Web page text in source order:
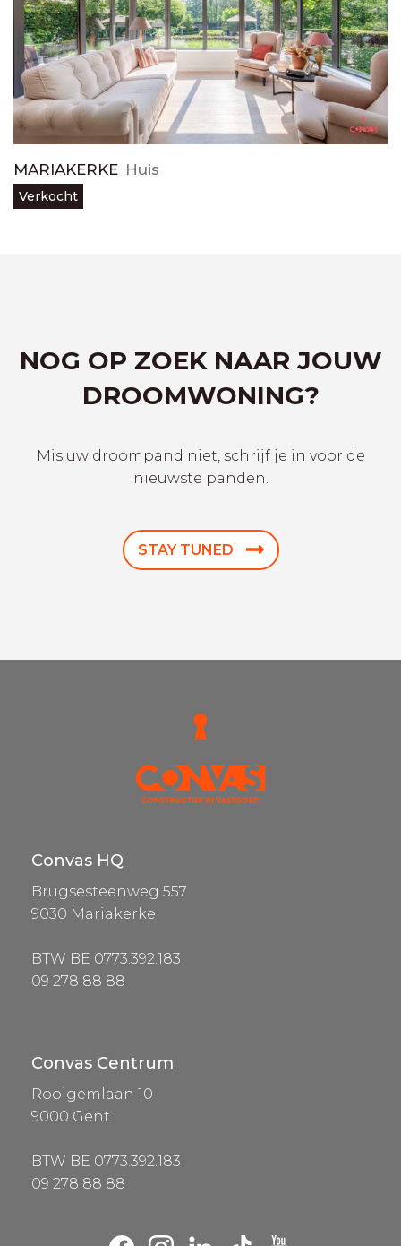
MARIAKERKE Huis
Verkocht
NOG OP ZOEK NAAR JOUW
DROOMWONING?
Mis uw droompand niet, schrijf je in voor de
nieuwste panden.
STAY TUNED
Convas HQ
Brugsesteenweg 557
9030 Mariakerke
BTW BE 0773.392.183
09 278 88 88
Convas Centrum
Rooigemlaan 10
9000 Gent
BTW BE 0773.392.183
09 278 88 88